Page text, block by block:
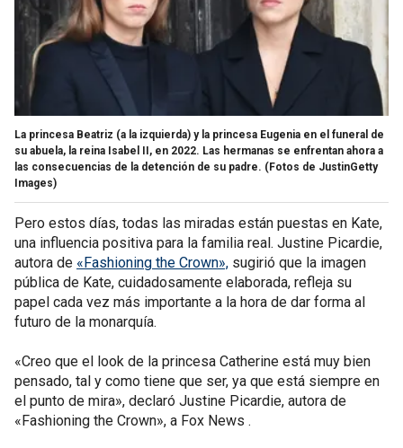
La princesa Beatriz (a la izquierda) y la princesa Eugenia en el funeral de
su abuela, la reina Isabel II, en 2022. Las hermanas se enfrentan ahora a
las consecuencias de la detención de su padre. (Fotos de JustinGetty
Images)
Pero estos días, todas las miradas están puestas en Kate,
una influencia positiva para la familia real. Justine Picardie,
autora de «Fashioning the Crown», sugirió que la imagen
pública de Kate, cuidadosamente elaborada, refleja su
papel cada vez más importante a la hora de dar forma al
futuro de la monarquía.
«Creo que el look de la princesa Catherine está muy bien
pensado, tal y como tiene que ser, ya que está siempre en
el punto de mira», declaró Justine Picardie, autora de
«Fashioning the Crown», a Fox News .